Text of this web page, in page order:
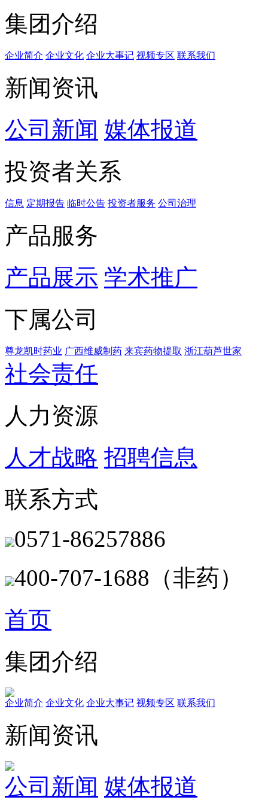
集团介绍
企业简介 企业文化 企业⼤事记 视频专区 联系我们
新闻资讯
公司新闻 媒体报道
投资者关系
信息 定期报告 临时公告 投资者服务 公司治理
产品服务
产品展示 学术推广
下属公司
尊龙凯时药业 广西维威制药 来宾药物提取 浙江葫芦世家
社会责任
人力资源
人才战略 招聘信息
联系方式
0571-86257886
400-707-1688（非药）
首页
集团介绍
企业简介 企业文化 企业⼤事记 视频专区 联系我们
新闻资讯
公司新闻 媒体报道